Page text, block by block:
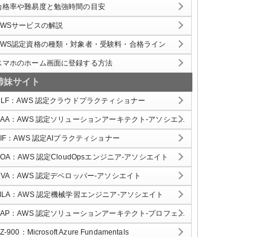
格率や難易度と勉強時間の目安
サービスの解説
認定資格の種類・対象者・受験料・合格ライン
マホのホーム画面に登録する方法
妹サイト
：AWS 認定クラウドプラクティショナー
：AWS 認定ソリューションアーキテクト-アソシエイト
：AWS 認定AIプラクティショナー
：AWS 認定CloudOpsエンジニア-アソシエイト
：AWS 認定デベロッパー-アソシエイト
：AWS 認定機械学習エンジニア-アソシエイト
：AWS 認定ソリューションアーキテクト-プロフェッショナル
900：Microsoft Azure Fundamentals